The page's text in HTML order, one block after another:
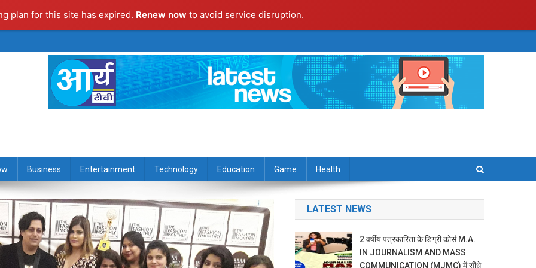
plan for this site has expired. Renew now to avoid service disruption.
Business Entertainment Technology Education Game Health
LATEST NEWS
2 वर्षीय पत्रकारिता के डिग्री कोर्स M.A.
IN JOURNALISM AND MASS
COMMUNICATION (MJMC) में सीधे